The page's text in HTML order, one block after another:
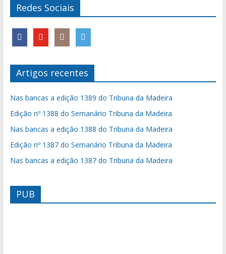
Redes Sociais
Artigos recentes
Nas bancas a edição 1389 do Tribuna da Madeira
Edição nº 1388 do Semanário Tribuna da Madeira
Nas bancas a edição 1388 do Tribuna da Madeira
Edição nº 1387 do Semanário Tribuna da Madeira
Nas bancas a edição 1387 do Tribuna da Madeira
PUB